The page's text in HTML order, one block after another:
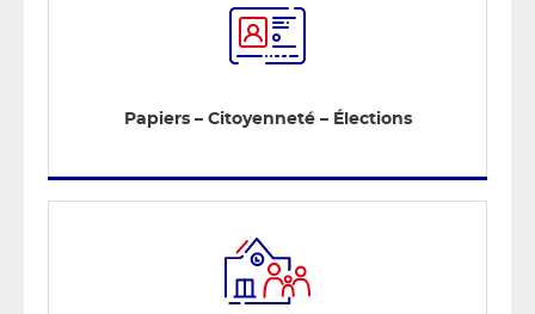
Papiers – Citoyenneté – Élections